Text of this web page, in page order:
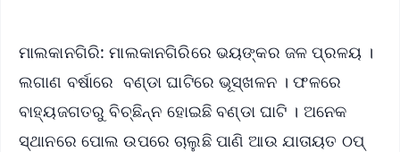
ମାଲକାନଗିରି: ମାଲକାନଗିରିରେ ଭୟଙ୍କର ଜଳ ପ୍ରଳୟ ।
ଲଗାଣ ବର୍ଷାରେ ବଣ୍ଡା ଘାଟିରେ ଭୂସ୍ଖଳନ । ଫଳରେ
ବାହ୍ୟଜଗତରୁ ବିଚ୍ଛିନ୍ନ ହୋଇଛି ବଣ୍ଡା ଘାଟି । ଅନେକ
ସ୍ଥାନରେ ପୋଲ ଉପରେ ଚାଲୁଛି ପାଣି ଆଉ ଯାତାୟତ ଠପ୍